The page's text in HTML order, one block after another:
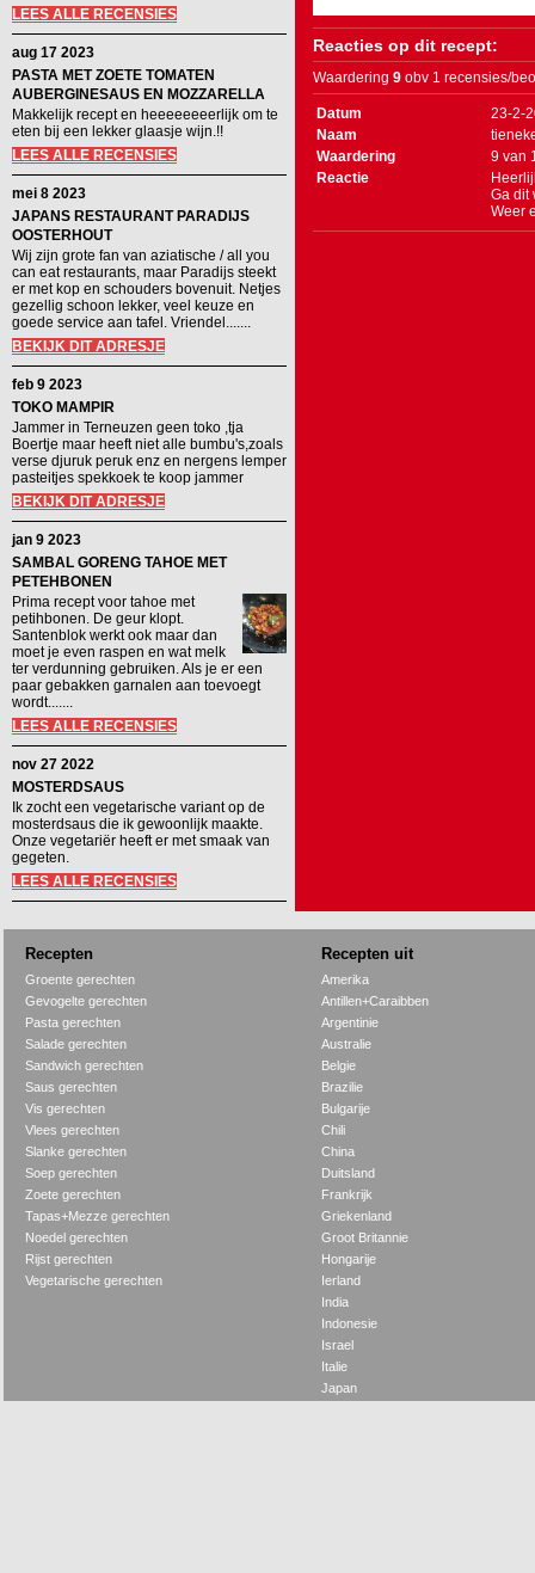
LEES ALLE RECENSIES
aug 17 2023
PASTA MET ZOETE TOMATEN
AUBERGINESAUS EN MOZZARELLA
Makkelijk recept en heeeeeeeerlijk om te
eten bij een lekker glaasje wijn.!!
LEES ALLE RECENSIES
mei 8 2023
JAPANS RESTAURANT PARADIJS
OOSTERHOUT
Wij zijn grote fan van aziatische / all you
can eat restaurants, maar Paradijs steekt
er met kop en schouders bovenuit. Netjes
gezellig schoon lekker, veel keuze en
goede service aan tafel. Vriendel.......
BEKIJK DIT ADRESJE
feb 9 2023
TOKO MAMPIR
Jammer in Terneuzen geen toko ,tja
Boertje maar heeft niet alle bumbu's,zoals
verse djuruk peruk enz en nergens lemper
pasteitjes spekkoek te koop jammer
BEKIJK DIT ADRESJE
jan 9 2023
SAMBAL GORENG TAHOE MET
PETEHBONEN
Prima recept voor tahoe met
petihbonen. De geur klopt.
Santenblok werkt ook maar dan
moet je even raspen en wat melk
ter verdunning gebruiken. Als je er een
paar gebakken garnalen aan toevoegt
wordt.......
LEES ALLE RECENSIES
nov 27 2022
MOSTERDSAUS
Ik zocht een vegetarische variant op de
mosterdsaus die ik gewoonlijk maakte.
Onze vegetariër heeft er met smaak van
gegeten.
LEES ALLE RECENSIES
Reacties op dit recept:
Waardering 9 obv 1 recensies/
Datum
23-2-
Naam
Waardering
9 van
Reactie
Ga dit
Weer
Recepten Recepten uit
Groente gerechten
Gevogelte gerechten
Pasta gerechten
Salade gerechten
Sandwich gerechten
Saus gerechten
Vis gerechten
Vlees gerechten
Slanke gerechten
Soep gerechten
Zoete gerechten
Tapas+Mezze gerechten
Noedel gerechten
Rijst gerechten
Vegetarische gerechten
Amerika
Antillen+Caraibben
Argentinie
Australie
Belgie
Brazilie
Bulgarije
Chili
China
Duitsland
Frankrijk
Griekenland
Groot Britannie
Hongarije
Ierland
India
Indonesie
Israel
Italie
Japan